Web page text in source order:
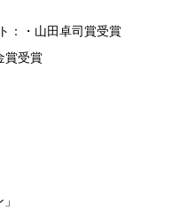
：・山田卓司賞受賞
賞受賞